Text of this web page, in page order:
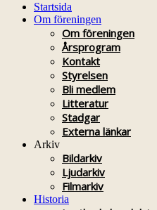
Startsida
Om föreningen
Om föreningen
Årsprogram
Kontakt
Styrelsen
Bli medlem
Litteratur
Stadgar
Externa länkar
Arkiv
Bildarkiv
Ljudarkiv
Filmarkiv
Historia